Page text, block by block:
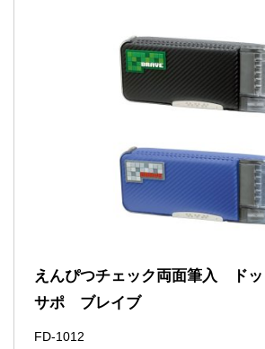
えんぴつチェック両面筆入 ド
サポ ブレイブ
FD-1012